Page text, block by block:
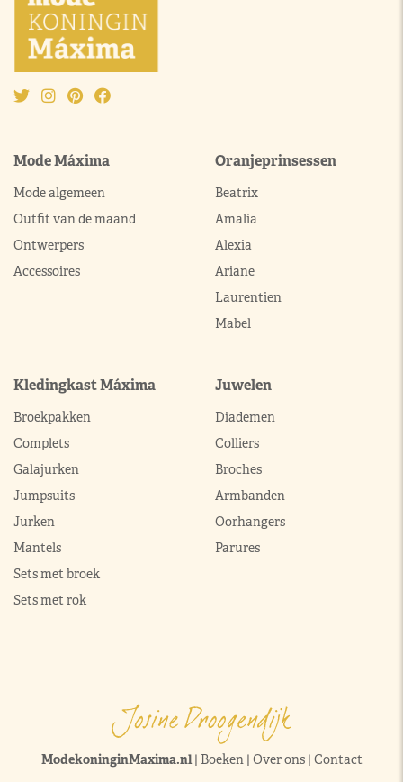
Mode Máxima
Mode algemeen
Outfit van de maand
Ontwerpers
Accessoires
Oranjeprinsessen
Beatrix
Amalia
Alexia
Ariane
Laurentien
Mabel
Kledingkast Máxima
Broekpakken
Complets
Galajurken
Jumpsuits
Jurken
Mantels
Sets met broek
Sets met rok
Juwelen
Diademen
Colliers
Broches
Armbanden
Oorhangers
Parures
ModekoninginMaxima.nl| Boeken| Over ons| Contact